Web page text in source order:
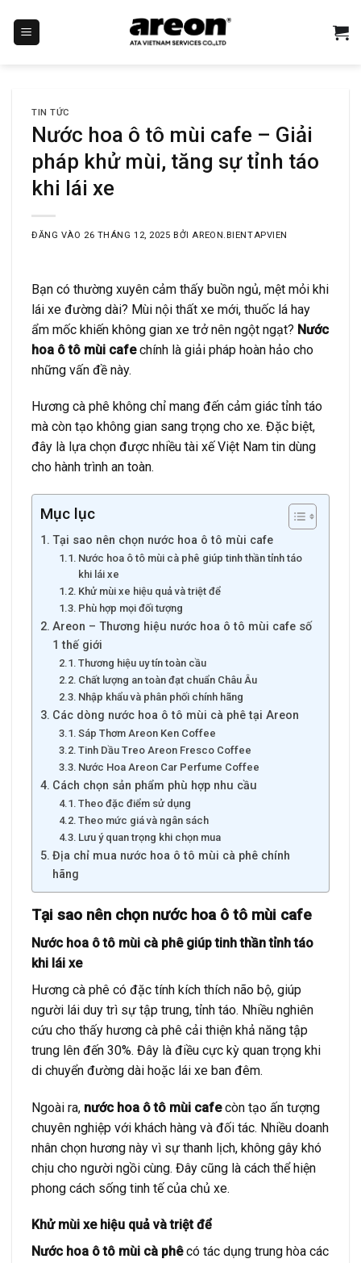
nội
TIN TỨC
Nước hoa ô tô mùi cafe – Giải
pháp khử mùi, tăng sự tỉnh táo
khi lái xe
ĐĂNG VÀO 26 THÁNG 12, 2025 BỞI AREON.BIENTAPVIEN
Bạn có thường xuyên cảm thấy buồn ngủ, mệt mỏi khi
lái xe đường dài? Mùi nội thất xe mới, thuốc lá hay
ẩm mốc khiến không gian xe trở nên ngột ngạt? Nước
hoa ô tô mùi cafechính là giải pháp hoàn hảo cho
những vấn đề này.
Hương cà phê không chỉ mang đến cảm giác tỉnh táo
mà còn tạo không gian sang trọng cho xe. Đặc biệt,
đây là lựa chọn được nhiều tài xế Việt Nam tin dùng
cho hành trình an toàn.
Mục lục
Tại sao nên chọn nước hoa ô tô mùi cafe
Nước hoa ô tô mùi cà phê giúp tinh thần tỉnh táo
khi lái xe
Khử mùi xe hiệu quả và triệt để
Phù hợp mọi đối tượng
Areon – Thương hiệu nước hoa ô tô mùi cafe số
1 thế giới
Thương hiệu uy tín toàn cầu
Chất lượng an toàn đạt chuẩn Châu Âu
Nhập khẩu và phân phối chính hãng
Các dòng nước hoa ô tô mùi cà phê tại Areon
Sáp Thơm Areon Ken Coffee
Tinh Dầu Treo Areon Fresco Coffee
Nước Hoa Areon Car Perfume Coffee
Cách chọn sản phẩm phù hợp nhu cầu
Theo đặc điểm sử dụng
Theo mức giá và ngân sách
Lưu ý quan trọng khi chọn mua
Địa chỉ mua nước hoa ô tô mùi cà phê chính
hãng
Tại sao nên chọn nước hoa ô tô mùi cafe
Nước hoa ô tô mùi cà phê giúp tinh thần tỉnh táo
khi lái xe
Hương cà phê có đặc tính kích thích não bộ, giúp
người lái duy trì sự tập trung, tỉnh táo. Nhiều nghiên
cứu cho thấy hương cà phê cải thiện khả năng tập
trung lên đến 30%. Đây là điều cực kỳ quan trọng khi
di chuyển đường dài hoặc lái xe ban đêm.
Ngoài ra, nước hoa ô tô mùi cafecòn tạo ấn tượng
chuyên nghiệp với khách hàng và đối tác. Nhiều doanh
nhân chọn hương này vì sự thanh lịch, không gây khó
chịu cho người ngồi cùng. Đây cũng là cách thể hiện
phong cách sống tinh tế của chủ xe.
Khử mùi xe hiệu quả và triệt để
Nước hoa ô tô mùi cà phêcó tác dụng trung hòa các